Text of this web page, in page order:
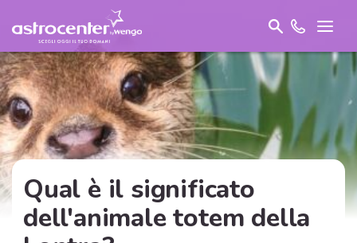
Qual è il significato
dell'animale totem della